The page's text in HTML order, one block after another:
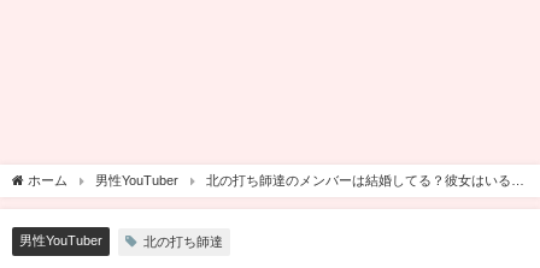
ホーム 男性YouTuber
北の打ち師達のメンバーは結婚してる？彼女はいるな
どの噂まとめ！
男性YouTuber 北の打ち師達